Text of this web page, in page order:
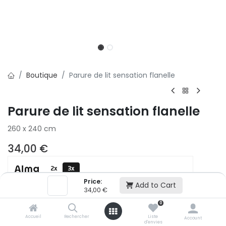
Price:
34,00 € Add to Cart
Accueil Rechercher
0
Liste
d'envies
Account
Boutique Parure de lit sensation flanelle
Parure de lit sensation flanelle
260 x 240 cm
34,00 €
2x
3x
500,01 € puis 2 x 499,99 € (sans frais)
Ajouter au panier